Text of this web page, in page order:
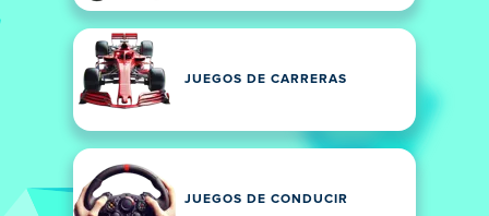
JUEGOS DE CARRERAS
JUEGOS DE CONDUCIR